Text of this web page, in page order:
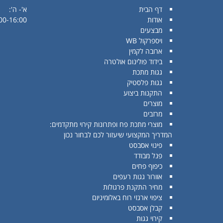
דף הבית
אודות
מבצעים
ויספרקול WB
ארובה לקמין
בידוד פולינום אולטרה
גגות מתכת
גגות פלסטיק
התקנות ביצוע
מוצרים
מרזבים
מוצרי מתכת פח ופתרונות קירוי מתקדמים:
המדריך המקצועי שיעזור לכם לבחור נכון
פינוי אסבסט
פנל מבודד
כיפוף פחים
אוורור גגות רעפים
מחיר התקנת פרגולות
ציפוי ארגזי רוח באלומיניום
קבלן אסבסט
קירוי גגות
א'- ה':
16:00